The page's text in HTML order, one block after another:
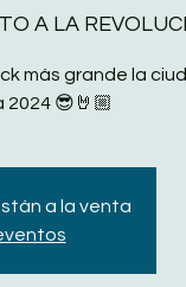
A LA
más grande la
a la venta